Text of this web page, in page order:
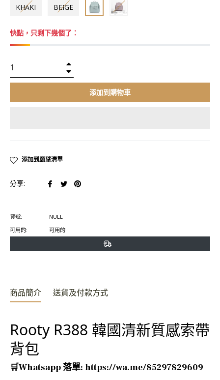
KHAKI BEIGE
快點，只剩下幾個了：
添加到購物車
添加到願望清單
分享:
在
上
分
在 在
貨號:
NULL
可用的:
可用的
商品簡介 送貨及付款方式
Rooty R388 韓國清新質感索帶
背包
🛒Whatsapp 落單: https://wa.me/85297829609